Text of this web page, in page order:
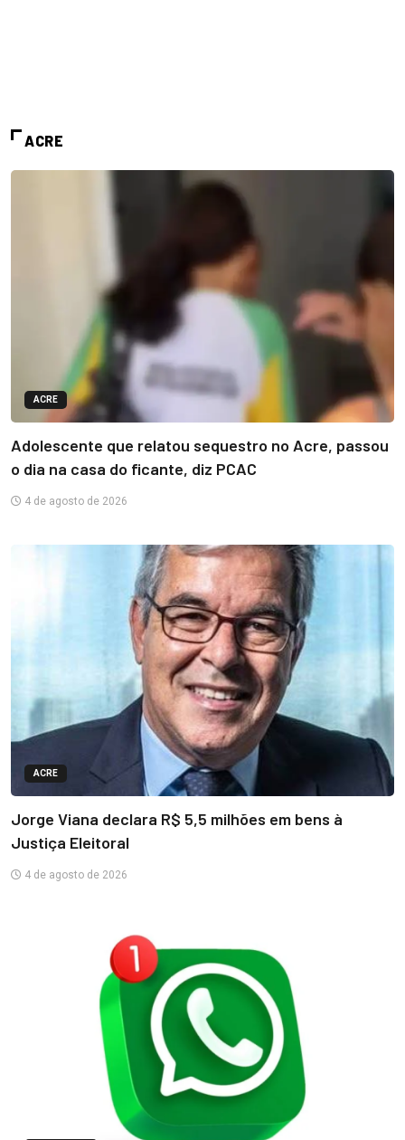
ACRE
ACRE
Adolescente que relatou sequestro no Acre, passou
o dia na casa do ficante, diz PCAC
4 de agosto de 2026
ACRE
Jorge Viana declara R$ 5,5 milhões em bens à
Justiça Eleitoral
4 de agosto de 2026